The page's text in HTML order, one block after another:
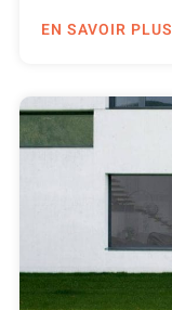
EN SAVOIR PLUS